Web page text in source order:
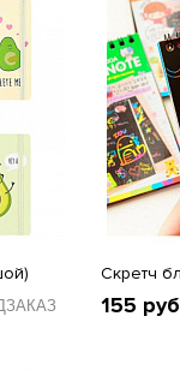
Скретч
155